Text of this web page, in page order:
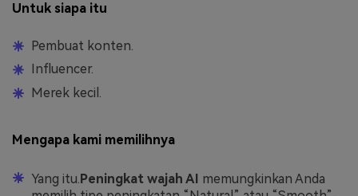
Untuk siapa itu
Pembuat konten.
Influencer.
Merek kecil.
Mengapa kami memilihnya
Yang itu.Peningkat wajah AI memungkinkan Anda